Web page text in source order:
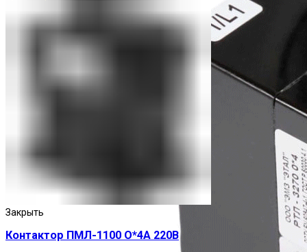
Закрыть
Контактор ПМЛ-1100 О*4А 220В